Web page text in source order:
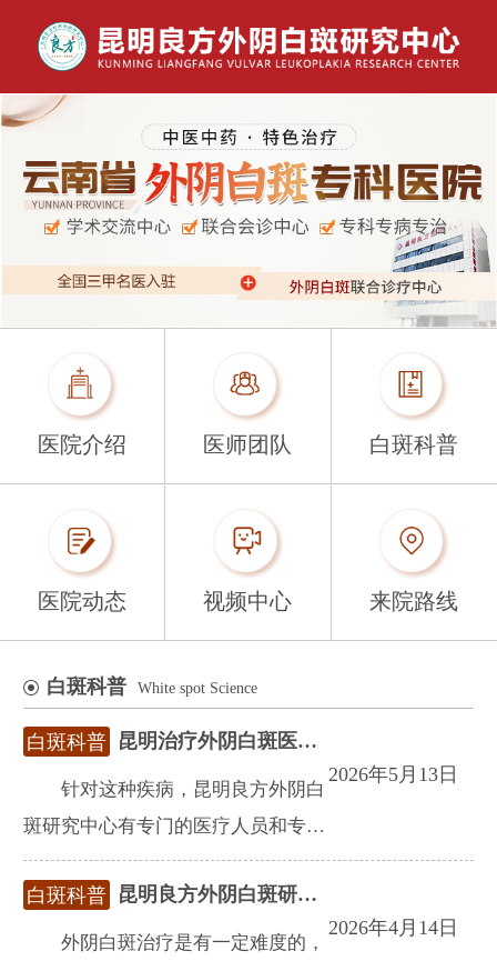
医院介绍 医师团队 白斑科普
医院动态 视频中心 来院路线
白斑科普 White spot Science
白斑科普
昆明治疗外阴白斑医院排名-外白斑会传染吗？
2026年5月13日
针对这种疾病，昆明良方外阴白
斑研究中心有专门的医疗人员和专门
的治疗技术以及丰富的经验，医院合
理运用中药治疗技术，祛除病灶，升
级祛白，专业治疗的技术科学治疗达
白斑科普
昆明良方外阴白斑研究中心专科医院
2026年4月14日
外阴白斑治疗是有一定难度的，